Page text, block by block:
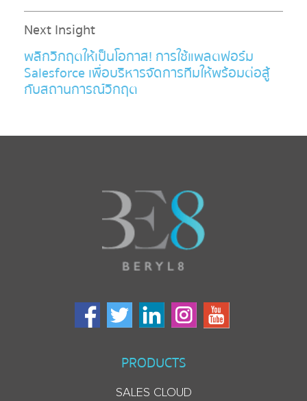
Next Insight
พลิกวิกฤตให้เป็นโอกาส! การใช้แพลตฟอร์ม
Salesforce เพื่อบริหารจัดการทีมให้พร้อมต่อสู้
กับสถานการณ์วิกฤต
PRODUCTS
SALES CLOUD